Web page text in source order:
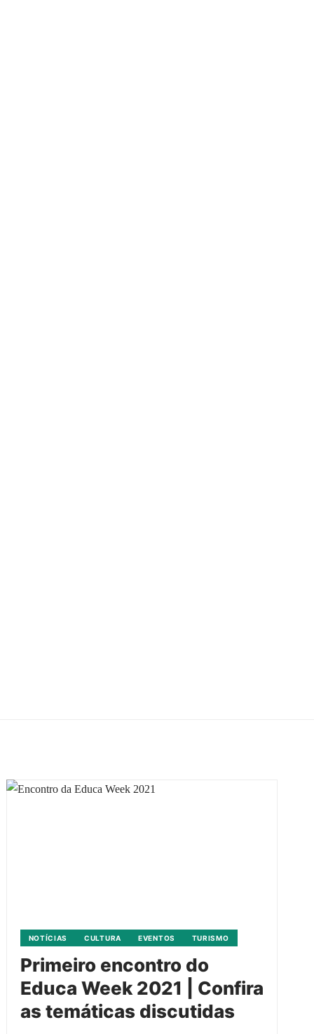
NOTÍCIAS CULTURA EVENTOS TURISMO
Primeiro encontro do
Educa Week 2021 | Confira
as temáticas discutidas